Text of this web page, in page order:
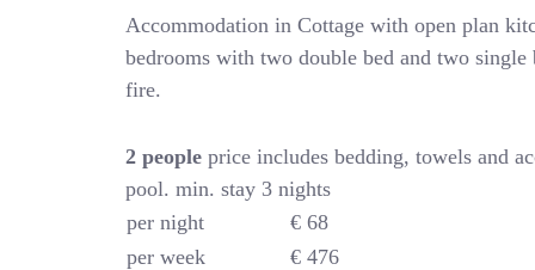
Accommodation in Cottage with open plan
bedrooms with two double bed and two
fire.
2 peopleprice includes bedding, towels and
pool. min. stay 3 nights
per night
€ 68
per week
€ 476